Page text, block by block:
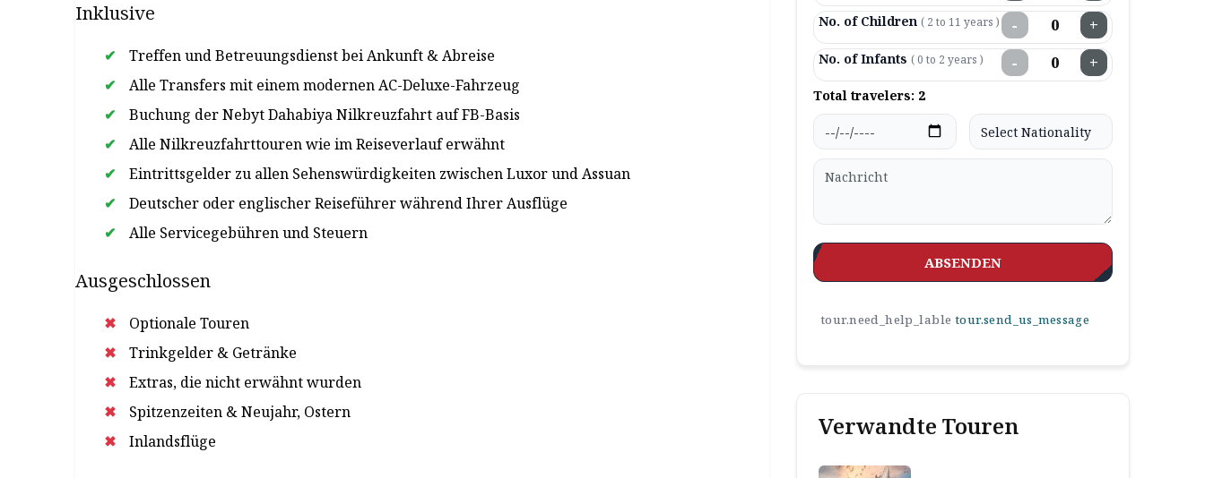
Inklusive
Treffen und Betreuungsdienst bei Ankunft & Abreise
Alle Transfers mit einem modernen AC-Deluxe-Fahrzeug
Buchung der Nebyt Dahabiya Nilkreuzfahrt auf FB-Basis
Alle Nilkreuzfahrttouren wie im Reiseverlauf erwähnt
Eintrittsgelder zu allen Sehenswürdigkeiten zwischen Luxor und Assuan
Deutscher oder englischer Reiseführer während Ihrer Ausflüge
Alle Servicegebühren und Steuern
Ausgeschlossen
Optionale Touren
Trinkgelder & Getränke
Extras, die nicht erwähnt wurden
Spitzenzeiten & Neujahr, Ostern
Inlandsflüge
No. of Children ( 2 to 11 years ) − +
No. of Infants ( 0 to 2 years ) − +
Total travelers: 2
ABSENDEN
tour.need_help_lable tour.send_us_message
Verwandte Touren